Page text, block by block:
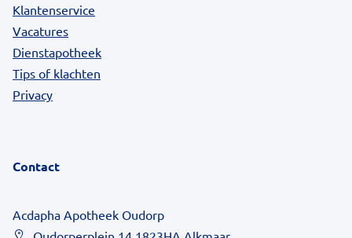
Klantenservice
Vacatures
Dienstapotheek
Tips of klachten
Privacy
Contact
Acdapha Apotheek Oudorp